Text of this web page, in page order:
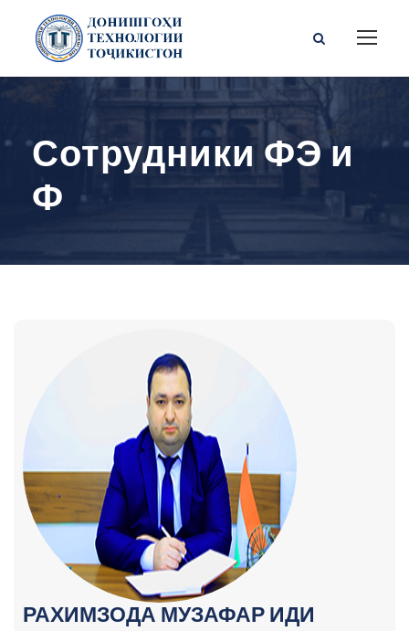
Сотрудники ФЭ и
Ф
РАХИМЗОДА МУЗАФАР ИДИ